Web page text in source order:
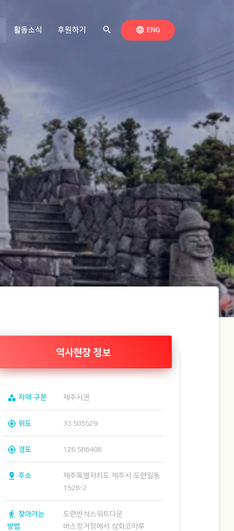
활동소식 후원하기 search 검색하기언어 전환
language ENG
역사현장 정보
category 지역 구분 제주시권
gps_fixed 위도 33.505529
gps_fixed 경도 126.588408
pin_drop 주소
제주특별자치도 제주시 도련일동
1528-2
directions_walk 찾아가는
방법
도련반석스위트다운
버스정거장에서 삼화코아루